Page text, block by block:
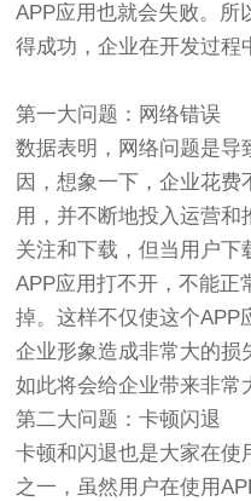
APP应用也就会失败。所
得成功，企业在开发过程
第一大问题：网络错误
数据表明，网络问题是导
因，想象一下，企业花费
用，并不断地投入运营
关注和下载，但当用户下
APP应用打不开，不能正
掉。这样不仅使这个APP
企业形象造成非常大的损
如此将会给企业带来非常
第二大问题：卡顿闪退
卡顿和闪退也是大家在使
之一，虽然用户在使用